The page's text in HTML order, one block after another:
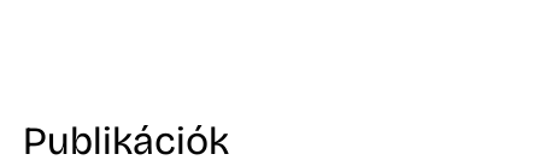
Publikációk